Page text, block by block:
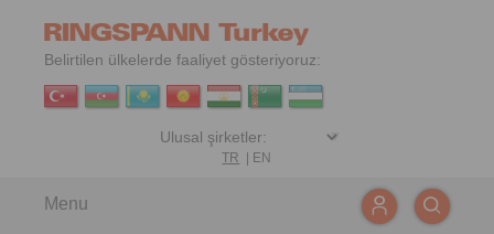
Belirtilen ülkelerde faaliyet gösteriyoruz:
TR EN
Menu